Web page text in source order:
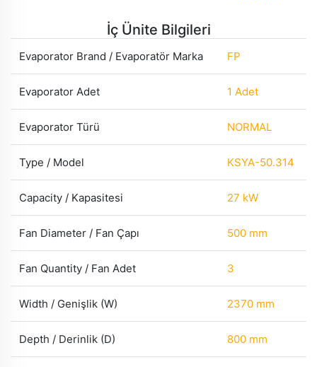
İç Ünite Bilgileri
Evaporator Brand / Evaporatör Marka FP
Evaporator Adet 1 Adet
Evaporator Türü NORMAL
Type / Model KSYA-50.314
Capacity / Kapasitesi 27 kW
Fan Diameter / Fan Çapı 500 mm
Fan Quantity / Fan Adet 3
Width / Genişlik (W) 2370 mm
Depth / Derinlik (D) 800 mm